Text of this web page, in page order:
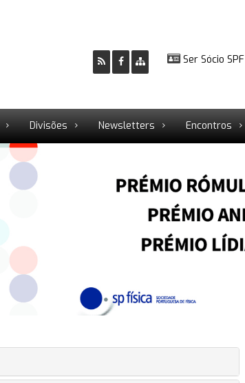
Ser Sócio SPF
Divisões Newsletters Encontros